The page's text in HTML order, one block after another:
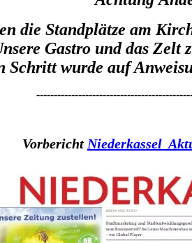
die Standplätze am
Gastro und das
Schritt wurde auf
Vorbericht Niederkassel